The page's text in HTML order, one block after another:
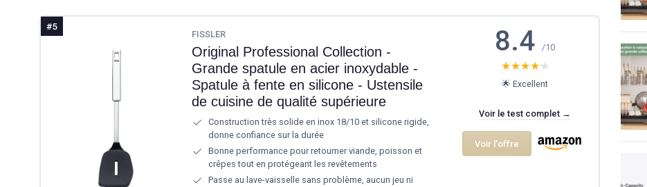
#5
FISSLER
Original Professional Collection -
Grande spatule en acier inoxydable -
Spatule à fente en silicone - Ustensile
de cuisine de qualité supérieure
Construction très solide en inox 18/10 et silicone rigide,
donne confiance sur la durée
Bonne performance pour retourner viande, poisson et
crêpes tout en protégeant les revêtements
Passe au lave-vaisselle sans problème, aucun jeu ni
8.4/10
★★★★★
★★★★★
🌟 Excellent
Voir le test complet →
Voir l'offre